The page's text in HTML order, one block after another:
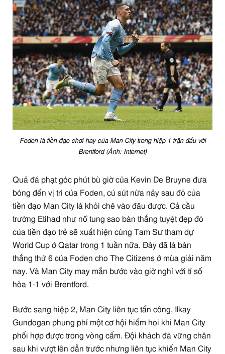
Foden là tiền đạo chơi hay của Man City trong hiệp 1 trận đấu với
Brentford (Ảnh: Internet)
Quả đá phạt góc phút bù giờ của Kevin De Bruyne đưa
bóng đến vị trí của Foden, cú sút nửa nảy sau đó của
tiền đạo Man City là khỏi chê vào đâu được. Cả cầu
trường Etihad như nổ tung sao bàn thắng tuyệt đẹp đó
của tiền đạo trẻ sẽ xuất hiện cùng Tam Sư tham dự
World Cup ở Qatar trong 1 tuần nữa. Đây đã là bàn
thắng thứ 6 của Foden cho The Citizens ở mùa giải năm
nay. Và Man City may mắn bước vào giờ nghỉ với tỉ số
hòa 1-1 với Brentford.
Bước sang hiệp 2, Man City liên tục tấn công, Ilkay
Gundogan phung phí một cơ hội hiếm hoi khi Man City
phối hợp được trong vòng cấm. Đội khách đã vững chân
sau khi vượt lên dẫn trước nhưng liên tục khiến Man City